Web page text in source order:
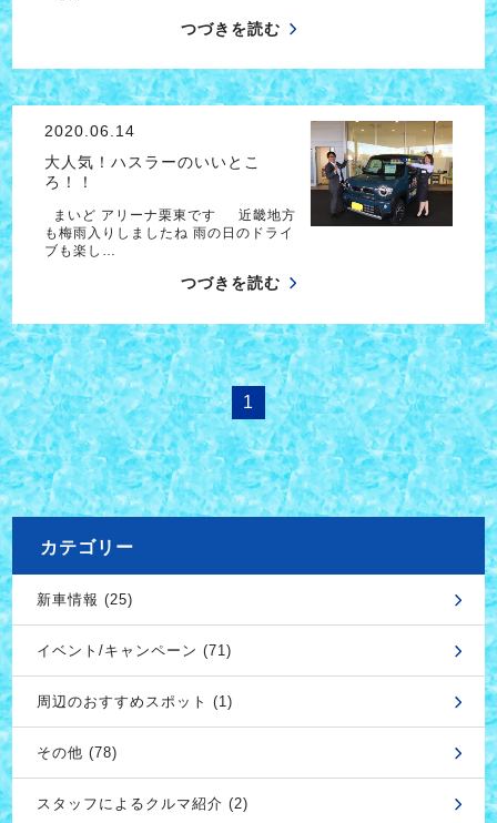
つづきを読む
2020.06.14
大人気！ハスラーのいいとこ
ろ！！
まいど アリーナ栗東です 近畿地方
も梅雨入りしましたね 雨の日のドライ
ブも楽し…
つづきを読む
1
カテゴリー
新車情報 (25)
イベント/キャンペーン (71)
周辺のおすすめスポット (1)
その他 (78)
スタッフによるクルマ紹介 (2)